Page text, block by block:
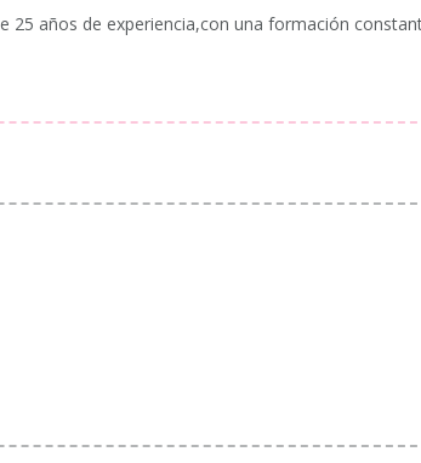
25 años de experiencia,con una formación